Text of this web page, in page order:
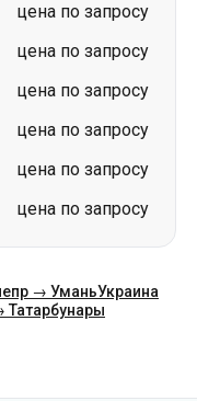
цена по запросу
цена по запросу
цена по запросу
цена по запросу
цена по запросу
цена по запросу
→ УманьУкраина
Татарбунары